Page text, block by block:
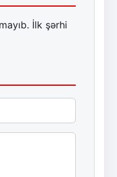
İlk şərhi